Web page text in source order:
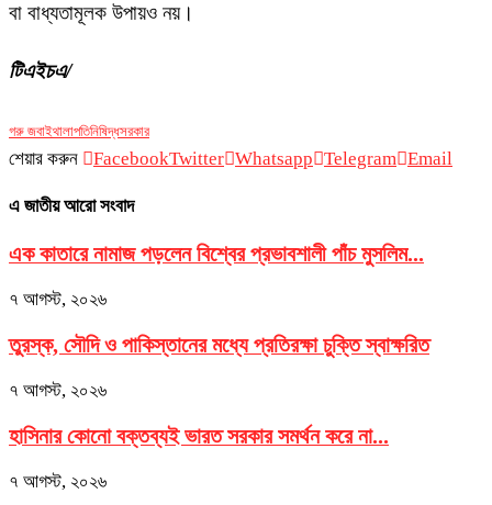
বা বাধ্যতামূলক উপায়ও নয়।
টিএইচএ/
গরু জবাইথালাপতিনিষিদ্ধসরকার
শেয়ার করুন FacebookTwitter Whatsapp Telegram Email
এ জাতীয় আরো সংবাদ
এক কাতারে নামাজ পড়লেন বিশ্বের প্রভাবশালী পাঁচ মুসলিম...
৭ আগস্ট, ২০২৬
তুরস্ক, সৌদি ও পাকিস্তানের মধ্যে প্রতিরক্ষা চুক্তি স্বাক্ষরিত
৭ আগস্ট, ২০২৬
হাসিনার কোনো বক্তব্যই ভারত সরকার সমর্থন করে না...
৭ আগস্ট, ২০২৬